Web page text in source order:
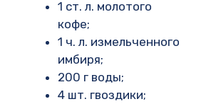
1 ст. л. молотого
кофе;
1 ч. л. измельченного
имбиря;
200 г воды;
4 шт. гвоздики;